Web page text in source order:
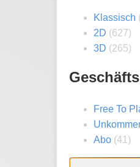
Klassisch
2D (627)
3D (265)
Free To
Abo (41)